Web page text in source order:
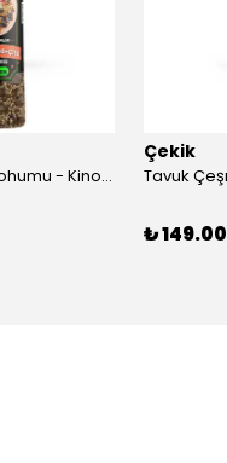
DeTOKs Keten Tohumu - Kinoa - Çiya Değirmen 220 g Yağ yakmaya ve Sindirim Sistemini Düzenlemeye Yardımcı Kendin Öğüt Taze
Çekik
₺ 149.00